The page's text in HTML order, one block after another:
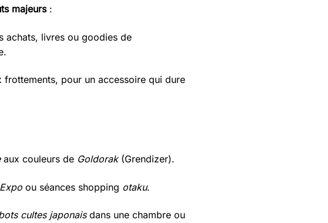
majeurs:
achats, livres ou goodies de
pour un accessoire qui dure
aux couleurs de Goldorak(Grendizer).
ou séances shopping otaku.
cultes japonaisdans une chambre ou